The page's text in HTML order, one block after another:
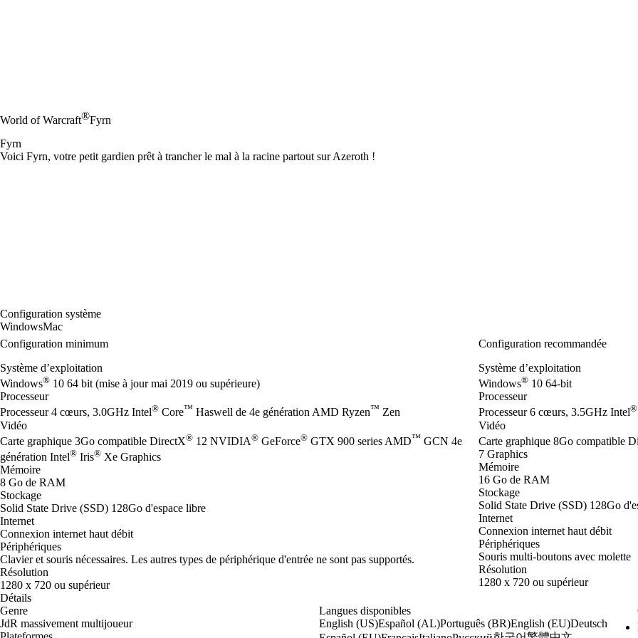
World of Warcraft®Fyrn
Fyrn
Voici Fyrn, votre petit gardien prêt à trancher le mal à la racine partout sur Azeroth !
Configuration système
WindowsMac
Configuration minimum
Système d’exploitation
Windows® 10 64 bit (mise à jour mai 2019 ou supérieure)
Processeur
Processeur 4 cœurs, 3.0GHz Intel® Core™ Haswell de 4e génération AMD Ryzen™ Zen
Vidéo
Carte graphique 3Go compatible DirectX® 12 NVIDIA® GeForce® GTX 900 series AMD™ GCN 4e
génération Intel® Iris® Xe Graphics
Mémoire
8 Go de RAM
Stockage
Solid State Drive (SSD) 128Go d'espace libre
Internet
Connexion internet haut débit
Périphériques
Clavier et souris nécessaires. Les autres types de périphérique d'entrée ne sont pas supportés.
Résolution
1280 x 720 ou supérieur
Configuration recommandée
Système d’exploitation
Windows® 10 64-bit
Processeur
Processeur 6 cœurs, 3.5GHz Intel®
Vidéo
Carte graphique 8Go compatible
7 Graphics
Mémoire
16 Go de RAM
Stockage
Solid State Drive (SSD) 128Go
Internet
Connexion internet haut débit
Périphériques
Souris multi-boutons avec molette
Résolution
1280 x 720 ou supérieur
Détails
Genre
JdR massivement multijoueur
Langues disponibles
English (US)Español (AL)Português (BR)English (EU)Deutsch